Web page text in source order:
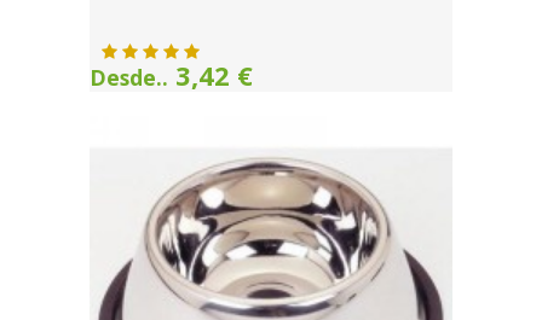
Desde.. 3,42 €